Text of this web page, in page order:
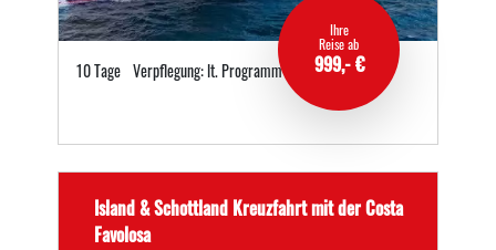
Ihre
Reise ab
999,- €
10 Tage Verpflegung: lt. Programm
Island & Schottland Kreuzfahrt mit der Costa
Favolosa